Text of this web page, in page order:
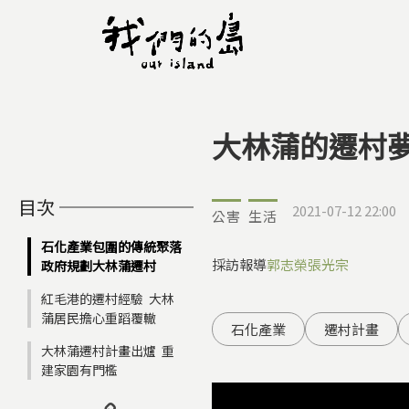
您在這裡
大林蒲的遷村
目次
石化產業包圍的傳統聚落
政府規劃大林蒲遷村
紅毛港的遷村經驗 大林
蒲居民擔心重蹈覆轍
大林蒲遷村計畫出爐 重
建家園有門檻
公害 生活 2021-07-12 22:00
採訪報導郭志榮張光宗
石化產業 遷村計畫